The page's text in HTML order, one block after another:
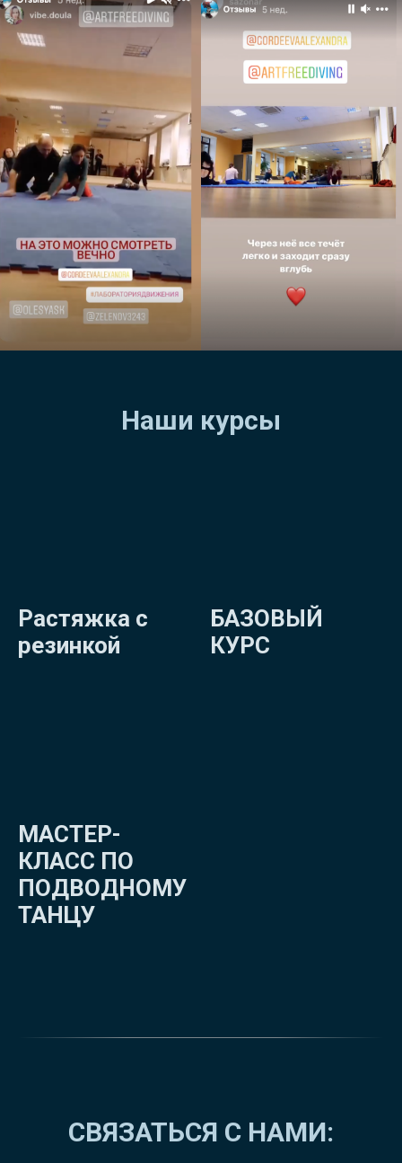
Наши курсы
Растяжка с
резинкой
БАЗОВЫЙ
КУРС
МАСТЕР-
КЛАСС ПО
ПОДВОДНОМУ
ТАНЦУ
СВЯЗАТЬСЯ С НАМИ: